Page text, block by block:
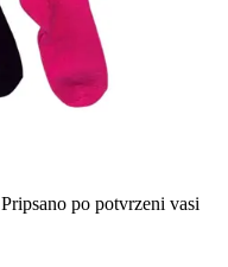
Pripsano po potvrzeni vasi